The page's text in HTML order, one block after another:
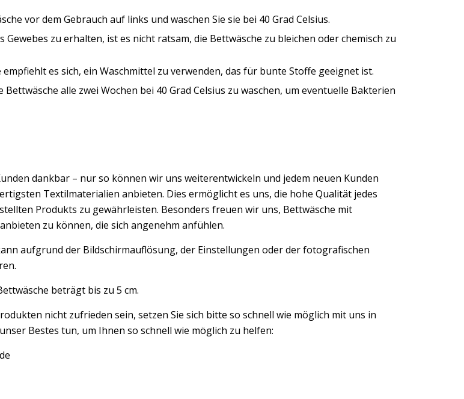
vor dem Gebrauch auf links und waschen Sie sie bei 40 Grad Celsius.
Gewebes zu erhalten, ist es nicht ratsam, die Bettwäsche zu bleichen oder chemisch zu
es sich, ein Waschmittel zu verwenden, das für bunte Stoffe geeignet ist.
Bettwäsche alle zwei Wochen bei 40 Grad Celsius zu waschen, um eventuelle Bakterien
dankbar – nur so können wir uns weiterentwickeln und jedem neuen Kunden
Textilmaterialien anbieten. Dies ermöglicht es uns, die hohe Qualität jedes
Produkts zu gewährleisten. Besonders freuen wir uns, Bettwäsche mit
zu können, die sich angenehm anfühlen.
aufgrund der Bildschirmauflösung, der Einstellungen oder der fotografischen
beträgt bis zu 5 cm.
nicht zufrieden sein, setzen Sie sich bitte so schnell wie möglich mit uns in
Bestes tun, um Ihnen so schnell wie möglich zu helfen: